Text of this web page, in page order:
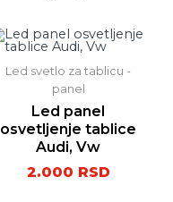
Led svetlo za tablicu -
panel
Led panel
osvetljenje tablice
Audi, Vw
2.000 RSD